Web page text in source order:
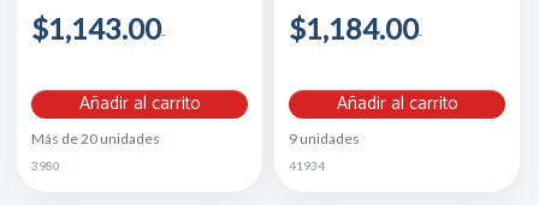
$1,143.00
Añadir al carrito
Más de 20 unidades
3980
$1,184.00
Añadir al carrito
9 unidades
41934